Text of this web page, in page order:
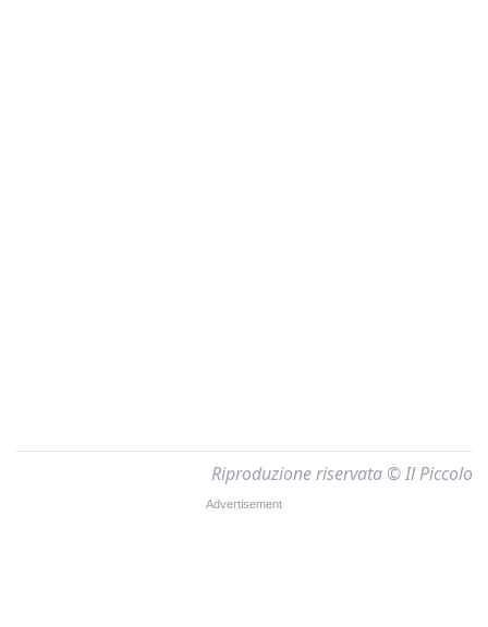
Riproduzione riservata © Il Piccolo